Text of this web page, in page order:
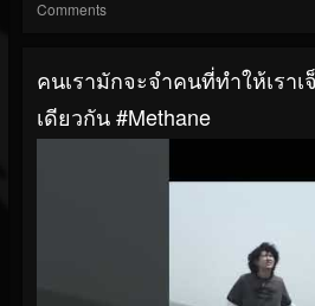
Comments
คนเรามักจะจำคนที่ทำให้เรา
เดียวกัน #Methane